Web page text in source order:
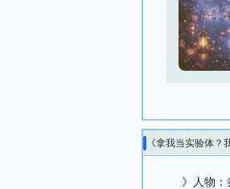
《拿我当实验体？
》人物